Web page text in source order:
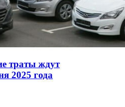
траты ждут
2025 года